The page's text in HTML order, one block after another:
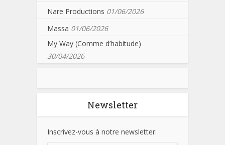
Nare Productions 01/06/2026
Massa 01/06/2026
My Way (Comme d’habitude)
30/04/2026
Newsletter
Inscrivez-vous à notre newsletter: